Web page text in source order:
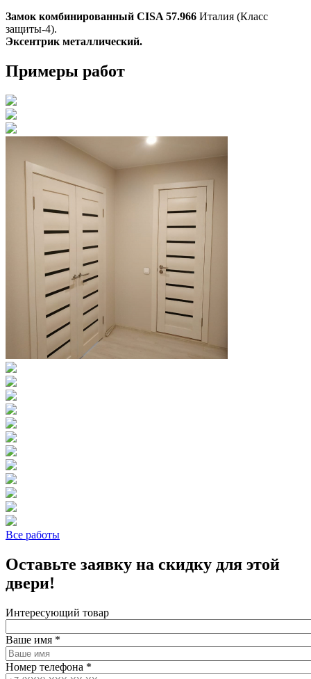
Замок комбинированный CISA 57.966 Италия (Класс
защиты-4).
Эксентрик металлический.
Примеры работ
Все работы
Оставьте заявку на скидку для этой
двери!
Интересующий товар
Ваше имя *
Номер телефона *